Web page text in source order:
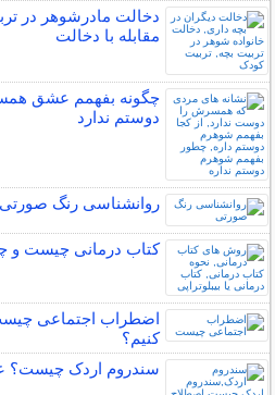
دخالت مادرشوهر در
مقابله با دخالت
چگونه بفهمم عشق
دوستم ندارد
روانشناسی رنگ صورتی
کتاب درمانی چیست و
اضطراب اجتماعی
کنیم؟
سندروم اردک چیست؟